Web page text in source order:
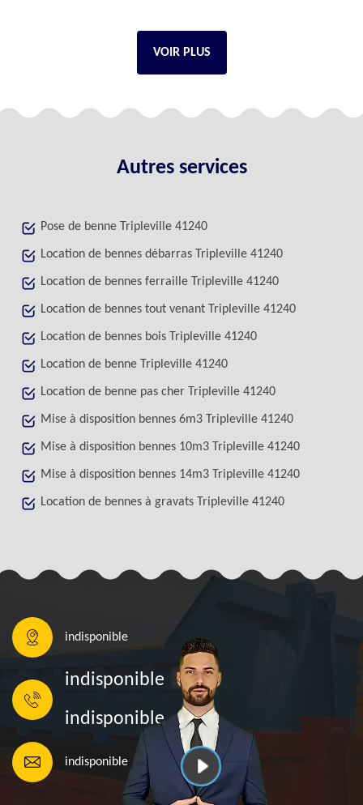
VOIR PLUS
Autres services
Pose de benne Tripleville 41240
Location de bennes débarras Tripleville 41240
Location de bennes ferraille Tripleville 41240
Location de bennes tout venant Tripleville 41240
Location de bennes bois Tripleville 41240
Location de benne Tripleville 41240
Location de benne pas cher Tripleville 41240
Mise à disposition bennes 6m3 Tripleville 41240
Mise à disposition bennes 10m3 Tripleville 41240
Mise à disposition bennes 14m3 Tripleville 41240
Location de bennes à gravats Tripleville 41240
indisponible
indisponible
indisponible
indisponible